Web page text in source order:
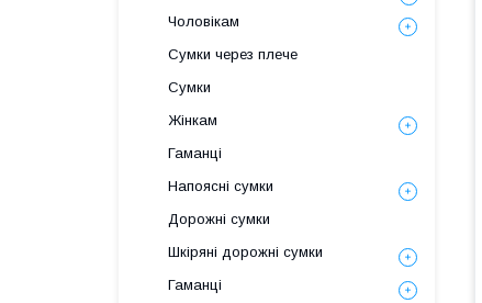
Чоловікам
Сумки через плече
Сумки
Жінкам
Гаманці
Напоясні сумки
Дорожні сумки
Шкіряні дорожні сумки
Гаманці